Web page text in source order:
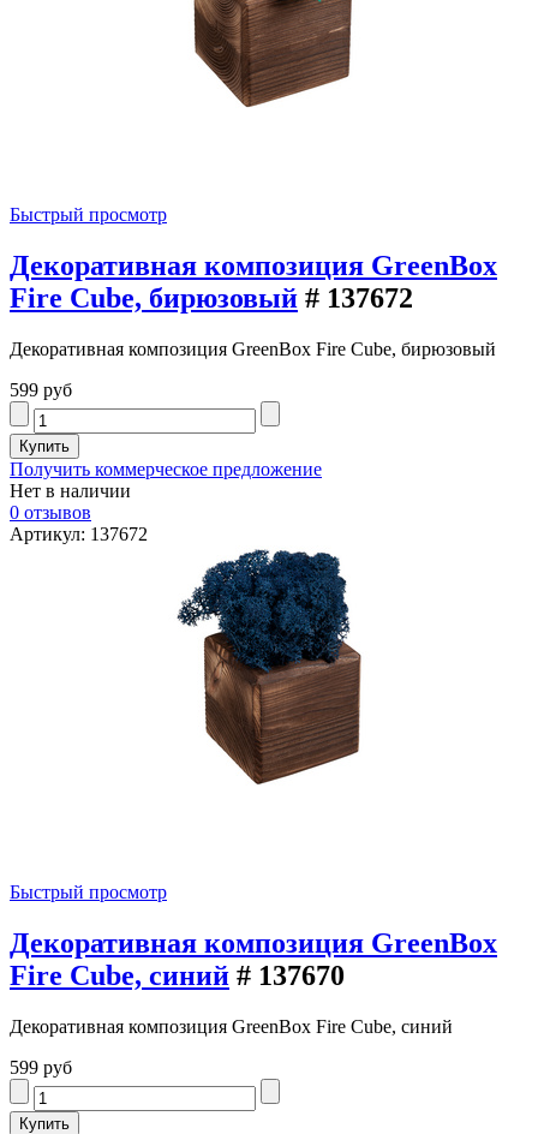
Быстрый просмотр
Декоративная композиция GreenBox
Fire Cube, бирюзовый # 137672
Декоративная композиция GreenBox Fire Cube, бирюзовый
599 руб
Получить коммерческое предложение
Нет в наличии
0 отзывов
Артикул: 137672
Быстрый просмотр
Декоративная композиция GreenBox
Fire Cube, синий # 137670
Декоративная композиция GreenBox Fire Cube, синий
599 руб